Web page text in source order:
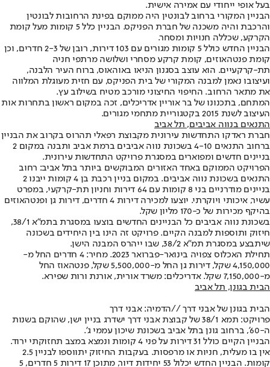
בעל אופי ייחודי עם אמירה אישית.
הבניין המקורי ברחוב לבונטין היה ממוקם בפינת הרחובות לבונטין
והרכבת והיה משכנה של חברת הפניקס. הבניין כלל 5 קומות מעל קומת
הקרקע, שכללה חנויות ומסחר.
הבניין החדש כולל 5 קומות מגורים עם 103 דירות, רובן של 2-3 חדרים, וכן
קומת פנטהאוזים, קומת קרקע מסחרי ושלושה מרתפי חניה
תת-קרקעיים. הוא עוצב בסגנון הניאו באוהאוס, ברוח העיר הלבנה,
ועיצובו נאמן למבנה המקורי של בית הפניקס, עם חזית מעוגלת המלווה
את מתאר הרחוב. החיפוי החיצוני מורכב מטיח בשילוב עץ.
המתחם, בתכנונו של בר אוריין אדריכלים, זכה במקום ראשון בתחרות אות
העיצוב לשנת 2015 בקטגוריית מתחמי מגורים.
התנאים בנווה אביבים, תל אביב
חברת ראדקו התחדשות עירונית מקבוצת רפאלי תהרוס בקרוב את הבניין
ברחוב התנאים 4-10 בשכונת נווה אביבים ברמת אביב ותבנה במקום 2
בניינים חדשים ומפוארים במסגרת פרויקט התחדשות עירונית.
הפרויקט הממוקם באחד האזורים המבוקשים ביותר בתל אביב: רחוב
התנאים בשכונת נווה אביבים. במקום בניין רכבת בן 4 קומות ייבנו 2
בניינים מודרניים בני 8 קומות עם 64 דירות וחניון תת-קרקעי, במפרט
עשיר, איכותי ויוקרתי. יוצעו למכירה דירות 4 חדרים, דירות גן ופנטהאוזים
בהיקף מכירות של כ-170 מליון שקל.
בשכונת נווה אביבים כל הבניינים החדשים בוצעו במסגרת בתמ"א 38/1,
חיזוק ותוספות למבנה הקיים. פרויקט זה הינו בין היחידים בשכונה
שיתבצע במסגרת תמ"א 38/2, שבו ייהרס המבנה הישן.
תחילת האכלוס צפויה בינואר-פברואר 2023. מחיר: 4 חדרים החל מ-
4,150,000 שקל, דירות גן החל מ-5,500,000 שקל, פנטהאוז החל
מ-7,150,000 שקל. אדריכלים: משרד אורית, אורנת ורות שפירא.
הבית בגונן, תל אביב
הבית בגונן של אבני דרך //הדמיה: אבני דרך
פרויקט: תמא 38/1 של קבוצת אבני דרך ישדרג בניין ישן, שהוקם בשנות
ה-60', ברחוב גונן בתל אביב בשכונת שיכון עממי ג'.
הבניין הקיים כולל 31 דירות על פני 4 קומות ונמצא במצב תחזוקתי ירוד.
אין בו מעלית, חניות או מרפסות. בעקבות החיזוק יתווספו לבניין 2.5
קומות. הבניין החדש יכלול 53 יחידות דיור, מתוכן 17 דירות 5 חדרים, 5